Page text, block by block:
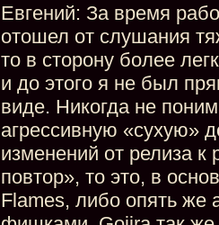
Евгений: За время
отошел от слушания
то в сторону более
и до этого я не был
виде. Никогда не
агрессивную «сухую»
изменений от релиза к
повтор», то это, в
Flames, либо опять же